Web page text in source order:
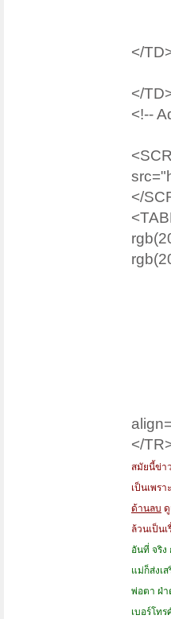
</
</
<!--
</
</
สมัยนี้ข่า
เป็นเพร
ด้านลบ
ล้วนเป็น
อันที่ จริง
แม่ก็ส่งเ
พ่อตา ฝ่า
เบอร์โท